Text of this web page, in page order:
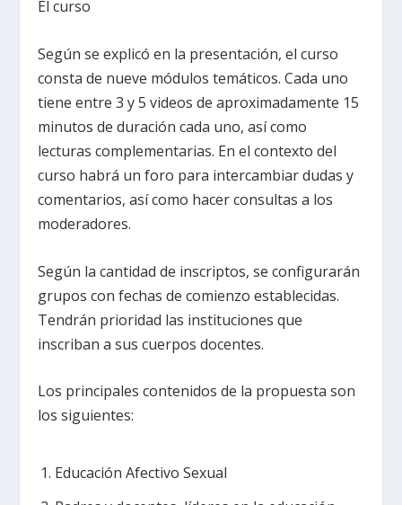
El curso
Según se explicó en la presentación, el curso
consta de nueve módulos temáticos. Cada uno
tiene entre 3 y 5 videos de aproximadamente 15
minutos de duración cada uno, así como
lecturas complementarias. En el contexto del
curso habrá un foro para intercambiar dudas y
comentarios, así como hacer consultas a los
moderadores.
Según la cantidad de inscriptos, se configurarán
grupos con fechas de comienzo establecidas.
Tendrán prioridad las instituciones que
inscriban a sus cuerpos docentes.
Los principales contenidos de la propuesta son
los siguientes:
Educación Afectivo Sexual